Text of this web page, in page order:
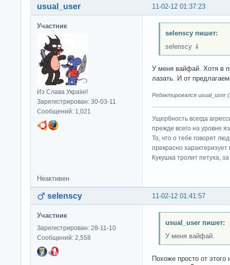
11-02-12 01:37:23
usual_user
Участник
Из Слава Україні!
Зарегистрирован: 30-03-11
Сообщений: 1,021
selenscy пишет:
selenscy ⇓
У меня вайфай. Хотя в
лазать. И от
Редактировался usual_user
Ущербность всегда
прежде всего на уровне
То, что о тебе говорят
прекрасно характеризует
Кукушка тролит петуха,
Неактивен
11-02-12 01:41:57
selenscy
Участник
Зарегистрирован: 28-11-10
Сообщений: 2,558
usual_user пишет:
У меня вайфай.
Похоже просто от этого